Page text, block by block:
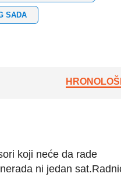
SADA
koji neće da rade
ni jedan